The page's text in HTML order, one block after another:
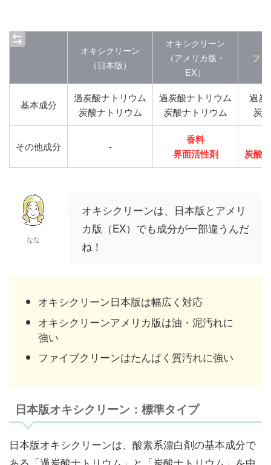
オキシクリーン
（日本版）
オキシクリーン
（アメリカ版・
EX）
フ
基本成分
過炭酸ナトリウム
炭酸ナトリウム
過炭酸ナトリウム
炭酸ナトリウム
過炭
炭
その他成分 -
香料
界面活性剤
炭酸
なな
オキシクリーンは、日本版とアメリ
カ版（EX）でも成分が一部違うんだ
ね！
オキシクリーン日本版は幅広く対応
オキシクリーンアメリカ版は油・泥汚れに
強い
ファイブクリーンはたんぱく質汚れに強い
日本版オキシクリーン：標準タイプ
日本版オキシクリーンは、酸素系漂白剤の基本成分で